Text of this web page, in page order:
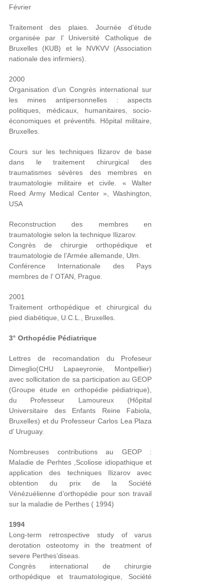
Février
Traitement des plaies. Journée d’étude
organisée par l’ Université Catholique de
Bruxelles (KUB) et le NVKVV (Association
nationale des infirmiers).
2000
Organisation d’un Congrès international sur
les mines antipersonnelles : aspects
politiques, médicaux, humanitaires, socio-
économiques et préventifs. Hôpital militaire,
Bruxelles.
Cours sur les techniques Ilizarov de base
dans le traitement chirurgical des
traumatismes sévères des membres en
traumatologie militaire et civile. « Walter
Reed Army Medical Center », Washington,
USA
Reconstruction des membres en
traumatologie selon la technique Ilizarov.
Congrès de chirurgie orthopédique et
traumatologie de l’Armée allemande, Ulm.
Conférence Internationale des Pays
membres de l’ OTAN, Prague.
2001
Traitement orthopédique et chirurgical du
pied diabétique, U.C.L., Bruxelles.
3° Orthopédie Pédiatrique
Lettres de recomandation du Profeseur
Dimeglio(CHU Lapaeyronie, Montpellier)
avec sollicitation de sa participation auGEOP
(Groupe étude en orthopédie pédiatrique),
du Professeur Lamoureux (Hôpital
Universitaire des Enfants Reine Fabiola,
Bruxelles) et du Professeur Carlos Lea Plaza
d’ Uruguay.
Nombreuses contributions au GEOP :
Maladie de Perhtes ,Scoliose idiopathique et
application des techniques Ilizarov avec
obtention du prix de la Société
Vénézuélienne d’orthopédie pour son travail
sur la maladie de Perthes ( 1994)
1994
Long-term retrospective study of varus
derotation osteotomy in the treatment of
severe Perthes’diseas.
Congrès international de chirurgie
orthopédique et traumatologique, Société